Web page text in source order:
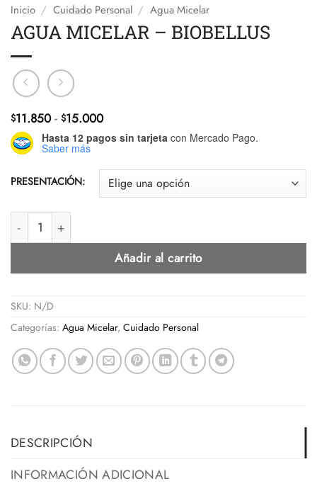
Inicio / Cuidado Personal / Agua Micelar
AGUA MICELAR – BIOBELLUS
$11.850 - $15.000Rango
de
precios:
$11.850
hasta
$15.000
Hasta 12 pagos sin tarjeta con Mercado Pago.
Saber más
PRESENTACIÓN:
AGUA MICELAR - BIOBELLUS cantidad
Añadir al carrito
SKU: N/D
Categorías: Agua Micelar, Cuidado Personal
DESCRIPCIÓN
INFORMACIÓN ADICIONAL